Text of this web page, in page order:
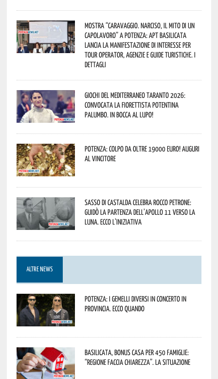
Mostra “Caravaggio. Narciso, il mito di un
capolavoro” a Potenza: APT Basilicata
lancia la manifestazione di interesse per
Tour Operator, Agenzie e Guide Turistiche. I
dettagli
Giochi del Mediterraneo Taranto 2026:
convocata la fiorettista potentina
Palumbo. In bocca al lupo!
Potenza: colpo da oltre 19000 Euro! Auguri
al vincitore
Sasso di Castalda celebra Rocco Petrone:
guidò la partenza dell’Apollo 11 verso la
Luna. Ecco l’iniziativa
ALTRE NEWS
Potenza: i Gemelli DiVersi in concerto in
provincia. Ecco quando
Basilicata, Bonus casa per 450 famiglie:
“Regione faccia chiarezza”. La situazione